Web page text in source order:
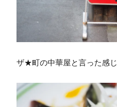
ザ★町の中華屋と言った感じ